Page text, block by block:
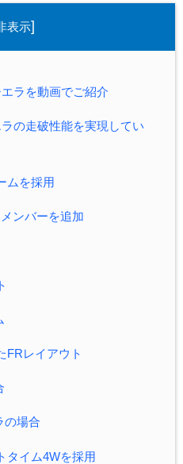
表示]
ラを動画でご紹介
の走破性能を実現してい
ムを採用
ンバーを追加
FRレイアウト
の場合
タイム4Wを採用